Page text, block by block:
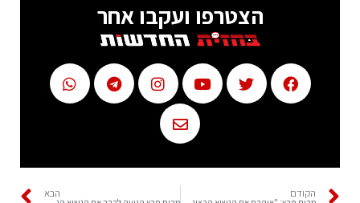
הצטרפו ועקבו אחר
הקודם הבא